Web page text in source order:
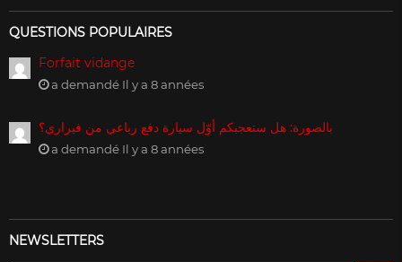
QUESTIONS POPULAIRES
Forfait vidange
a demandé Il y a 8 années
بالصورة: هل ستعجبكم أوّل سيارة دفع رباعي من فيراري؟
a demandé Il y a 8 années
NEWSLETTERS